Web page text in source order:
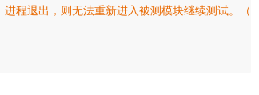
进程退出 ， 则无法重新进入被测模块继续测试。（